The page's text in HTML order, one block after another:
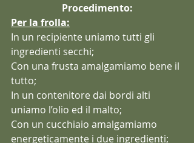
Procedimento:
Per la frolla:
In un recipiente uniamo tutti gli
ingredienti secchi;
Con una frusta amalgamiamo bene il
tutto;
In un contenitore dai bordi alti
uniamo l’olio ed il malto;
Con un cucchiaio amalgamiamo
energeticamente i due ingredienti;